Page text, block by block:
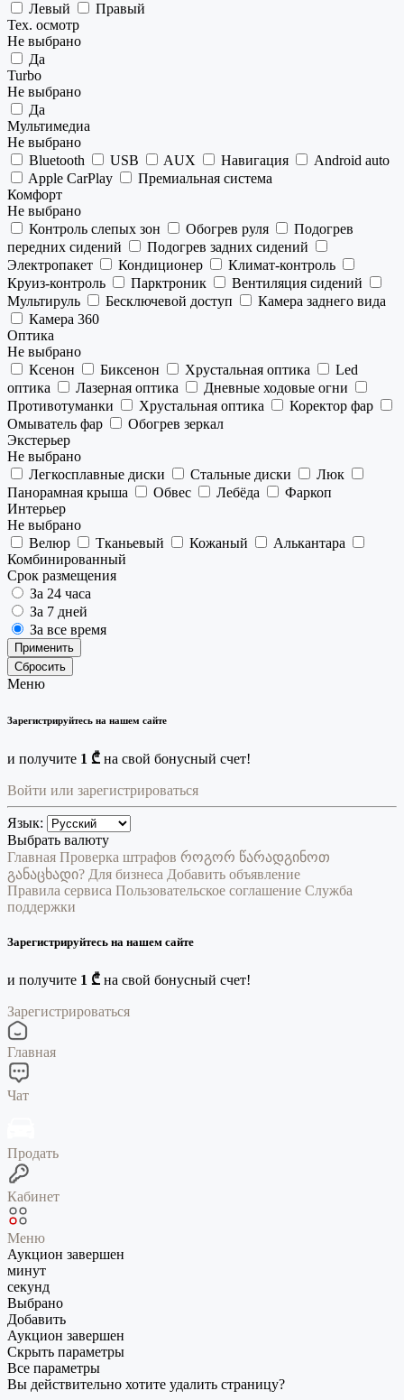
Левый
Правый
Тех. осмотр
Не выбрано
Да
Turbo
Не выбрано
Да
Мультимедиа
Не выбрано
Bluetooth
USB AUX Навигация
Android auto
Apple CarPlay
Премиальная система
Комфорт
Не выбрано
Контроль слепых зон
Обогрев руля
Подогрев
передних сидений
Подогрев задних сидений
Электропакет
Кондиционер
Климат-контроль
Круиз-контроль
Парктроник
Вентиляция сидений
Мультируль
Бесключевой доступ
Камера заднего вида
Камера 360
Оптика
Не выбрано
Ксенон
Биксенон Хрустальная оптика
Led
оптика
Лазерная оптика
Дневные ходовые огни
Противотуманки
Хрустальная оптика
Коректор фар
Омыватель фар
Обогрев зеркал
Экстерьер
Не выбрано
Легкосплавные диски
Стальные диски
Люк
Панорамная крыша
Обвес Лебёда
Фаркоп
Интерьер
Не выбрано
Велюр
Тканьевый Кожаный
Алькантара
Комбинированный
Срок размещения
За 24 часа
За 7 дней
За все время
Применить
Сбросить
Меню
Зарегистрируйтесь на нашем сайте
и получите 1 ₾ на свой бонусный счет!
Войти или зарегистрироваться
Язык:
Выбрать валюту
Главная Проверка штрафов როგორ წარადგინოთ
განაცხადი? Для бизнеса Добавить объявление
Правила сервиса Пользовательское соглашение Служба
поддержки
Зарегистрируйтесь на нашем сайте
и получите 1 ₾ на свой бонусный счет!
Зарегистрироваться
Главная
Чат
Продать
Кабинет
Меню
Аукцион завершен
минут
секунд
Выбрано
Добавить
Аукцион завершен
Скрыть параметры
Все параметры
Вы действительно хотите удалить страницу?